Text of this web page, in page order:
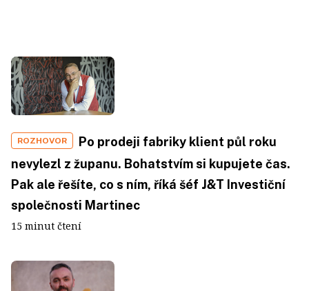
ROZHOVOR
Po prodeji fabriky klient půl roku
nevylezl z županu. Bohatstvím si kupujete čas.
Pak ale řešíte, co s ním, říká šéf J&T Investiční
společnosti Martinec
15 minut čtení